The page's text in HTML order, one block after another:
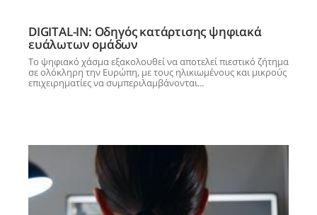
DIGITAL-IN: Οδηγός κατάρτισης ψηφιακά
ευάλωτων ομάδων
Το ψηφιακό χάσμα εξακολουθεί να αποτελεί πιεστικό ζήτημα
σε ολόκληρη την Ευρώπη, με τους ηλικιωμένους και μικρούς
επιχειρηματίες να συμπεριλαμβάνονται...